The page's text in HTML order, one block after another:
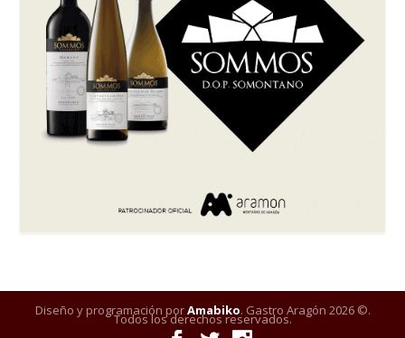
Diseño y programación porAmabiko. Gastro Aragón 2026 ©.
Todos los derechos reservados.